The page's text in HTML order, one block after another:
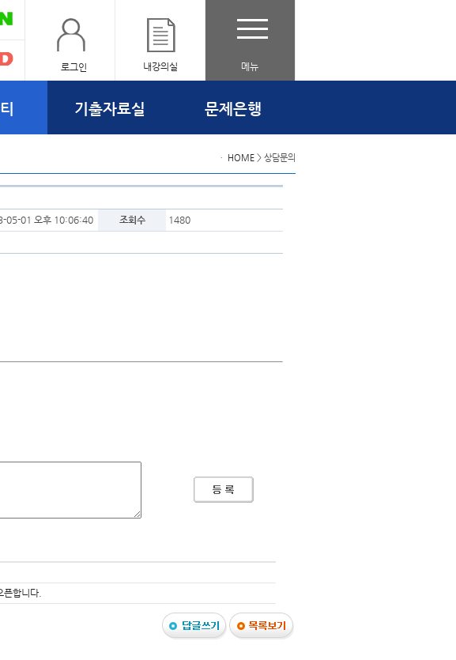
로그인 내강의실 메뉴
기출자료실 문제은행
ㆍ HOME > 상담문의
05-01 오후 10:06:40 조회수
1480
합니다.